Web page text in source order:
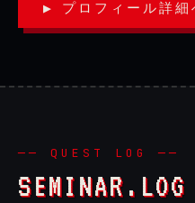
▶ プロフィール詳細
── QUEST LOG ──
SEMINAR.LOG